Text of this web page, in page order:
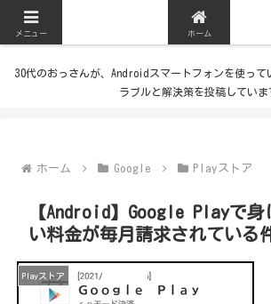
30代のおっさんが、Androidスマートフォンを使って
ラブルと解決策を投稿していま
ホーム Google Playストア
【Android】Google Playで身
い料金が毎月請求されている
Playストア
メニュー ホーム